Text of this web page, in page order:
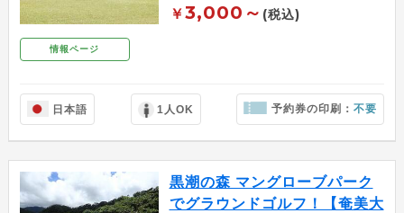
情報ページ
￥3,000～ (税込)
日本語 1人OK 予約券の印刷：不要
黒潮の森 マングローブパーク
でグラウンドゴルフ！【奄美大